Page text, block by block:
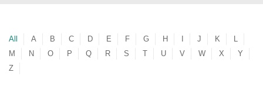
All A B C D E F G H J K
L
M
N O P Q R S T U V W X
Y
Z